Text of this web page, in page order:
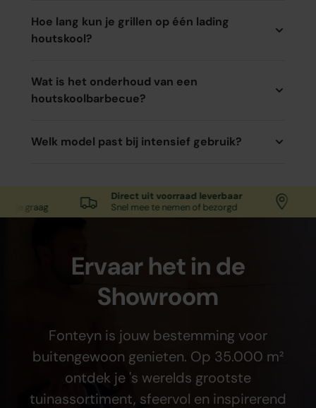
Hoe lang kun je grillen op één lading
houtskool?
Wat is het onderhoud van een
houtskoolbarbecue?
Welk model past bij intensief gebruik?
Direct uit voorraad leverbaar
Snel mee te nemen of bezorgd
Alle
35.000
Ervaar het in de
Showroom
Fonteyn is jouw bestemming voor
buitengewoon genieten. Op 35.000 m²
ontdek je 's werelds grootste
tuinassortiment, sfeervol en inspirerend